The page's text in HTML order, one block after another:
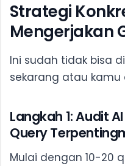
Strategi
Mengerjakan
Ini sudah tidak bisa
sekarang atau kamu
Langkah 1: Audit
Query
Mulai dengan 10-20